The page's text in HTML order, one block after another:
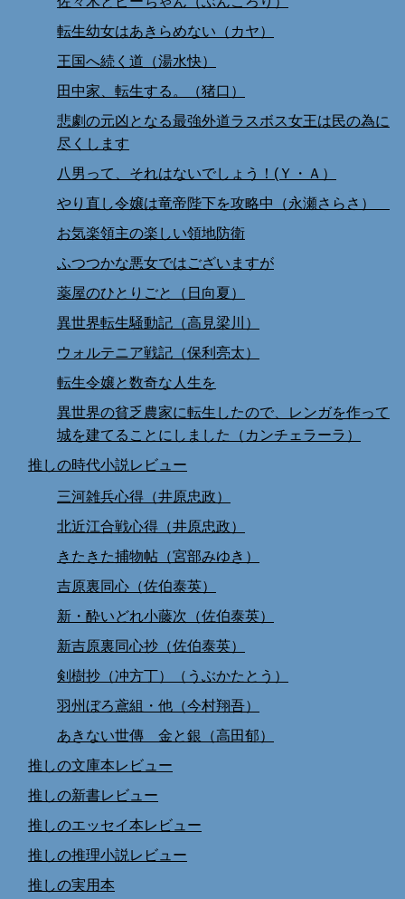
転生幼女はあきらめない（カヤ）
王国へ続く道（湯水快）
田中家、転生する。（猪口）
悲劇の元凶となる最強外道ラスボス女王は民の為に
尽くします
八男って、それはないでしょう！(Ｙ・Ａ）
やり直し令嬢は竜帝陛下を攻略中（永瀬さらさ）
お気楽領主の楽しい領地防衛
ふつつかな悪女ではございますが
薬屋のひとりごと（日向夏）
異世界転生騒動記（高見梁川）
ウォルテニア戦記（保利亮太）
転生令嬢と数奇な人生を
異世界の貧乏農家に転生したので、レンガを作って
城を建てることにしました（カンチェラーラ）
推しの時代小説レビュー
三河雑兵心得（井原忠政）
北近江合戦心得（井原忠政）
きたきた捕物帖（宮部みゆき）
吉原裏同心（佐伯泰英）
新・酔いどれ小藤次（佐伯泰英）
新吉原裏同心抄（佐伯泰英）
剣樹抄（冲方丁）（うぶかたとう）
羽州ぼろ鳶組・他（今村翔吾）
あきない世傳 金と銀（高田郁）
推しの文庫本レビュー
推しの新書レビュー
推しのエッセイ本レビュー
推しの推理小説レビュー
推しの実用本